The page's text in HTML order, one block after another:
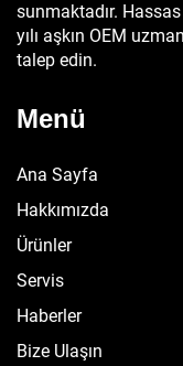
sunmaktadır.
yılı aşkın OEM
talep edin.
Menü
Ana Sayfa
Hakkımızda
Ürünler
Servis
Haberler
Bize Ulaşın